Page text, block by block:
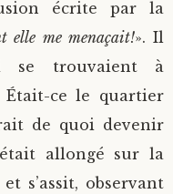
écrite par la
elle me menaçait!». Il
se trouvaient à
ce le quartier
de quoi devenir
allongé sur la
s’assit, observant